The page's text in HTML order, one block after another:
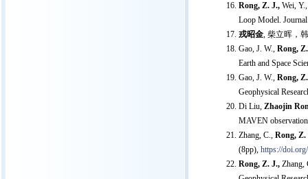
Rong, Z. J., Wei,
Loop Model.
戎昭金, 柴立晖，
Gao, J. W., Rong,
Earth and Space
Gao, J. W., Rong,
Geophysical
Di Liu, Zhaojin
MAVEN
Zhang, C., Rong, Z.
(8pp), https://
Rong, Z. J., Zhang,